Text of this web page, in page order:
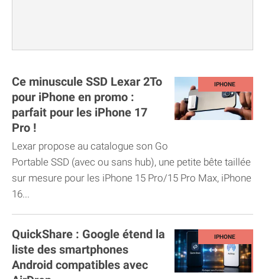
Ce minuscule SSD Lexar 2To
pour iPhone en promo :
parfait pour les iPhone 17
Pro !
Lexar propose au catalogue son Go
Portable SSD (avec ou sans hub), une petite bête taillée
sur mesure pour les iPhone 15 Pro/15 Pro Max, iPhone
16...
QuickShare : Google étend la
liste des smartphones
Android compatibles avec